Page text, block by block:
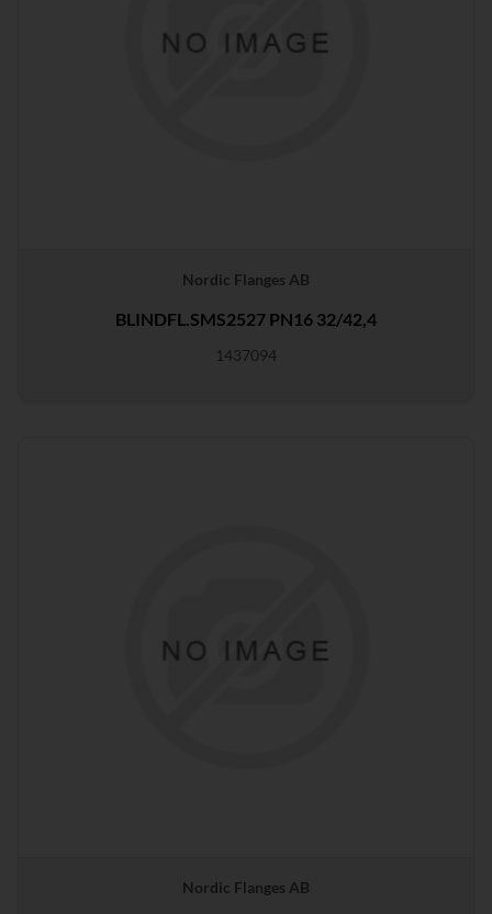
Nordic Flanges AB
BLINDFL.SMS2527 PN16 32/42,4
1437094
Nordic Flanges AB